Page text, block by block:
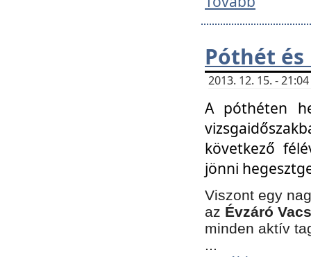
Póthét és
2013. 12. 15. -
A póthéten
következő
jönni
Viszont egy
az Évzáró
minden aktív
...